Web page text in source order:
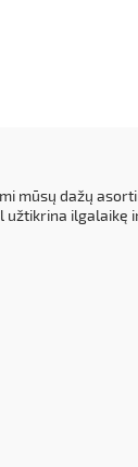
mūsų dažų
užtikrina ilgalaikę